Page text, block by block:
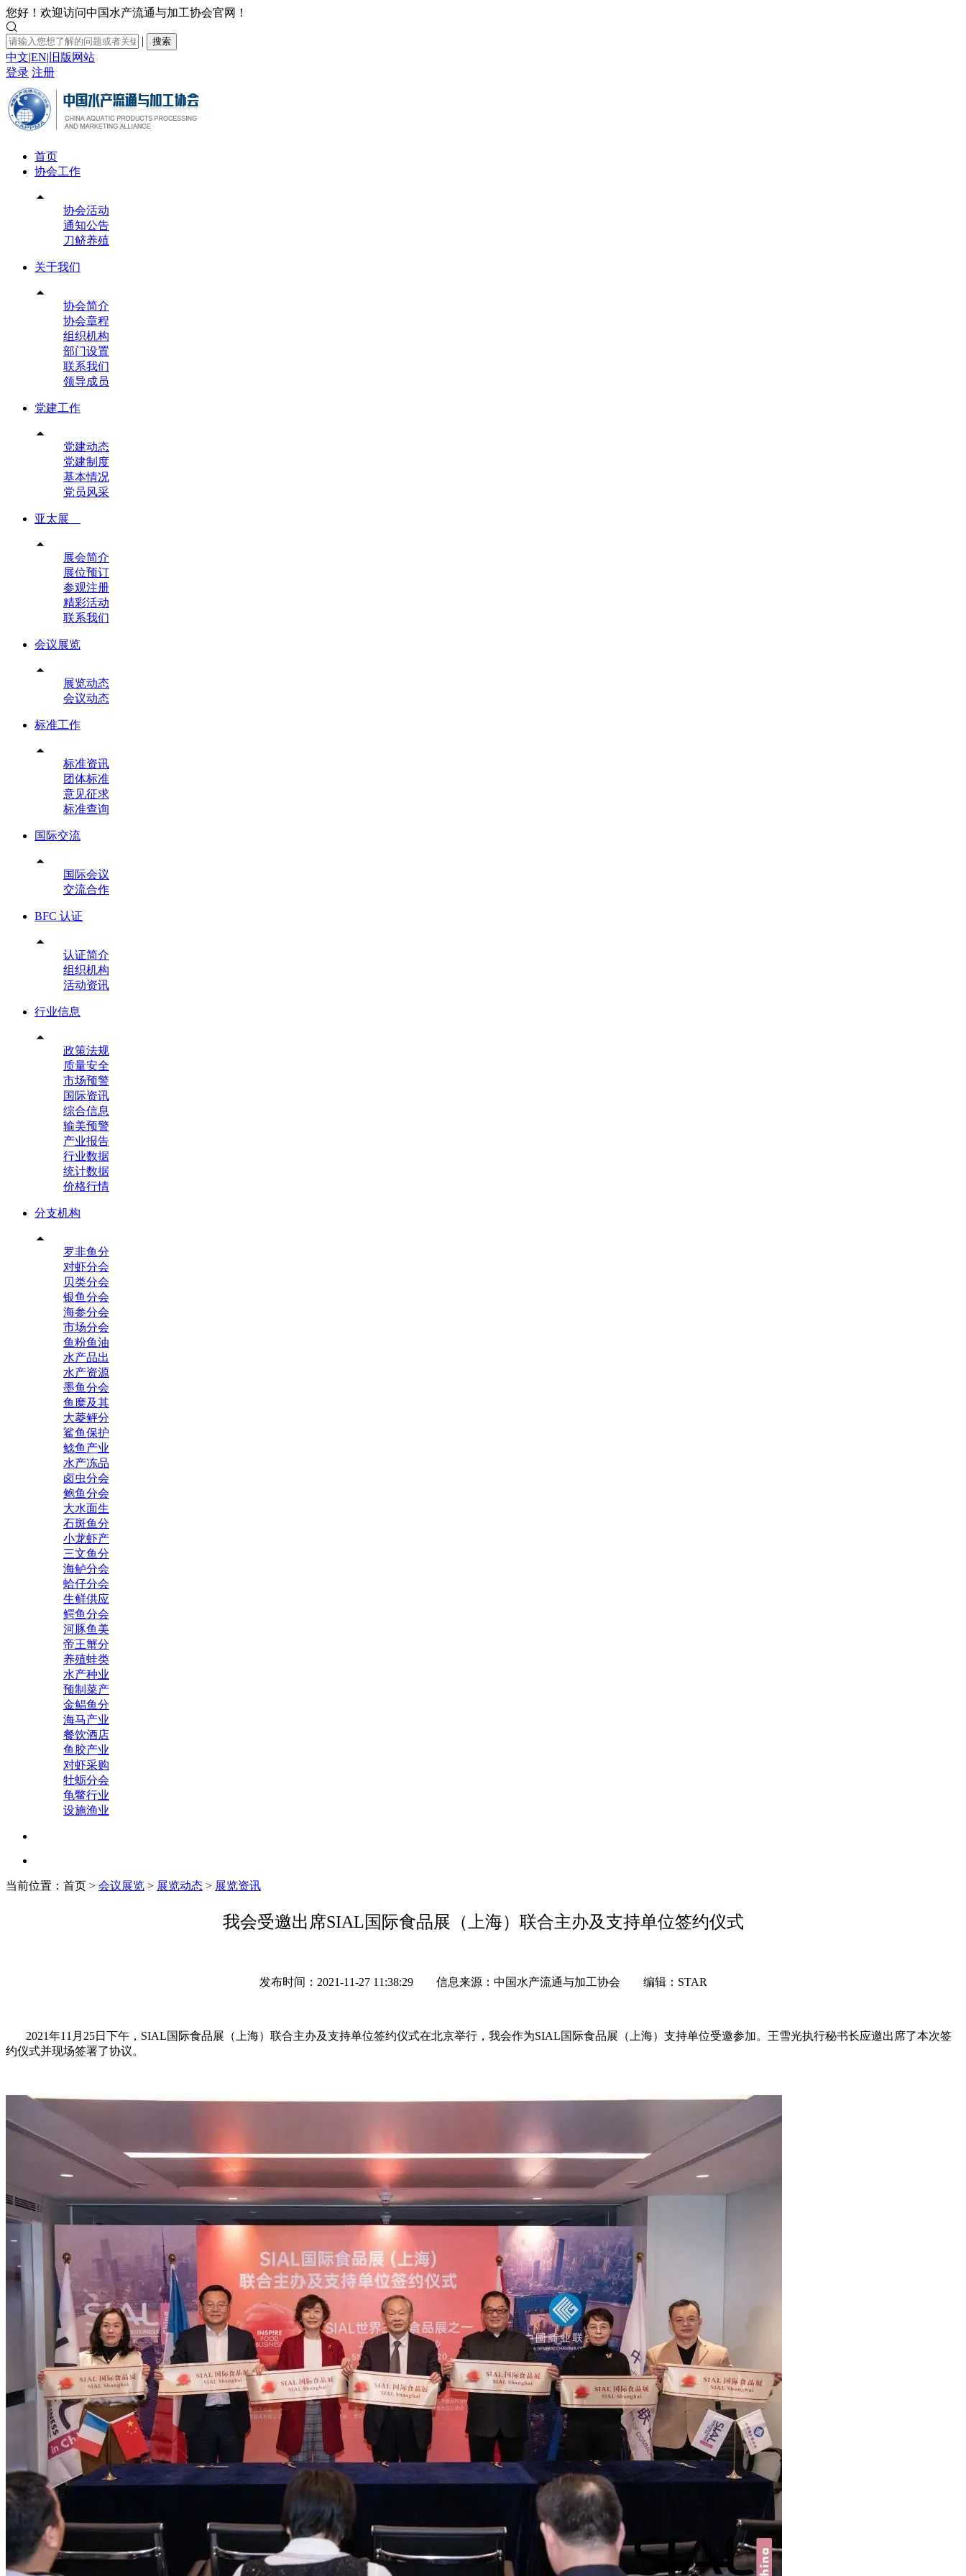
您好！欢迎访问中国水产流通与加工协会官网！

| 搜索
中文|EN| 旧版网站
登录 注册
首页
协会工作

协会活动
通知公告
刀鲚养殖
关于我们

协会简介
协会章程
组织机构
部门设置
联系我们
领导成员
党建工作

党建动态
党建制度
基本情况
党员风采
亚太展

展会简介
展位预订
参观注册
精彩活动
联系我们
会议展览

展览动态
会议动态
标准工作

标准资讯
团体标准
意见征求
标准查询
国际交流

国际会议
交流合作
BFC 认证

认证简介
组织机构
活动资讯
行业信息

政策法规
质量安全
市场预警
国际资讯
综合信息
输美预警
产业报告
行业数据
统计数据
价格行情
分支机构

罗非鱼分
对虾分会
贝类分会
银鱼分会
海参分会
市场分会
鱼粉鱼油
水产品出
水产资源
墨鱼分会
鱼糜及其
大菱鲆分
鲨鱼保护
鲶鱼产业
水产冻品
卤虫分会
鲍鱼分会
大水面生
石斑鱼分
小龙虾产
三文鱼分
海鲈分会
蛤仔分会
生鲜供应
鳄鱼分会
河豚鱼美
帝王蟹分
养殖蛙类
水产种业
预制菜产
金鲳鱼分
海马产业
餐饮酒店
鱼胶产业
对虾采购
牡蛎分会
龟鳖行业
设施渔业
当前位置：首页 > 会议展览 > 展览动态 > 展览资讯
我会受邀出席SIAL国际食品展（上海）联合主办及支持单位签约仪式
发布时间：2021-11-27 11:38:29 信息来源：中国水产流通与加工协会 编辑：STAR
2021年11月25日下午，SIAL国际食品展（上海）联合主办及支持单位签约仪式在北京举行，我会作为SIAL国际食品展（上海）支持单位受邀参加。王雪光执行秘书长应邀出席了本次签
约仪式并现场签署了协议。